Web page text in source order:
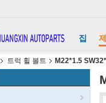
집
트럭 휠 볼트 M22*1.5